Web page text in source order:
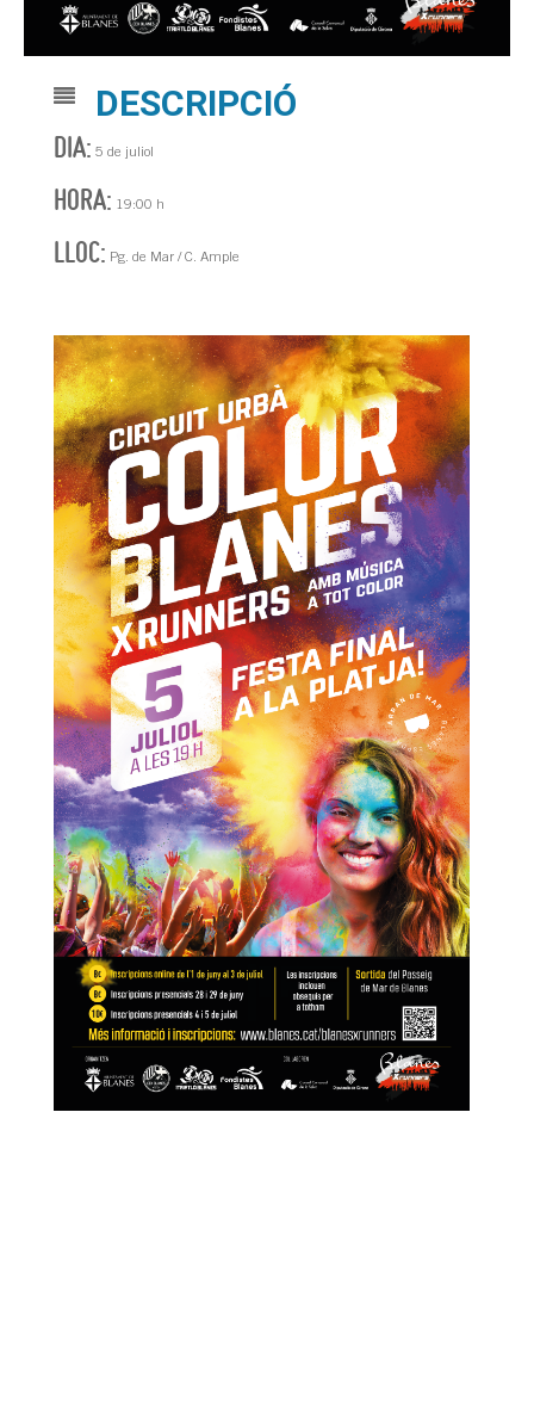
DESCRIPCIÓ
DIA: 5 de juliol
HORA: 19:00 h
LLOC: Pg. de Mar / C. Ample